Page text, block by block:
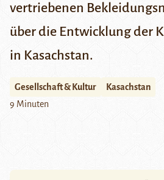
vertriebenen
über die Entwicklung der
in Kasachstan.
Gesellschaft & Kultur
Kasachstan
9 Minuten